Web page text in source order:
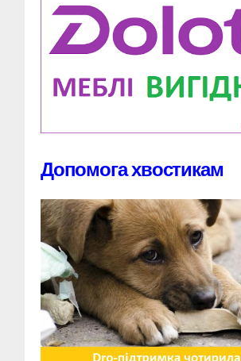
Допомога хвостикам